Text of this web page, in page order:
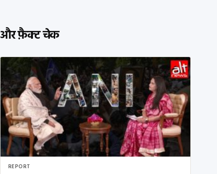
और फ़ैक्ट चेक
REPORT